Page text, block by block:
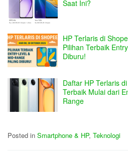
Saat Ini?
HP Terlaris di
Pilihan Terbaik
Diburu!
Daftar HP Terlaris
Terbaik Mulai dari
Range
Posted in Smartphone & HP, Teknologi